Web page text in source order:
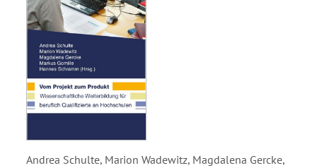
Andrea Schulte, Marion Wadewitz, Magdalena Gercke,